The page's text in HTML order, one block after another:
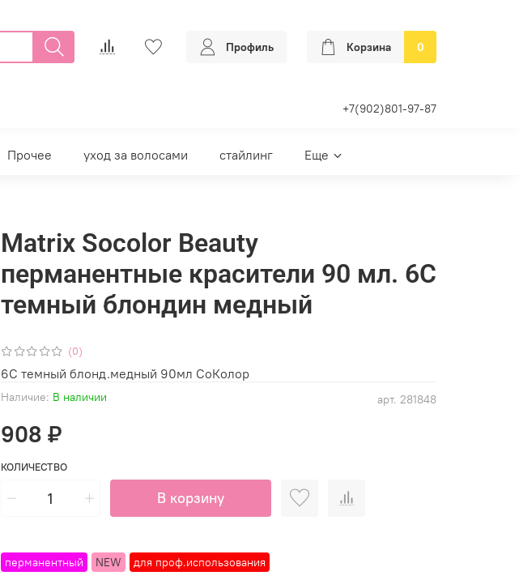
Профиль Корзина 0
+7(902)801-97-87
Прочее уход за волосами стайлинг
Еще
(0)
арт. 281848
Наличие: В наличии
перманентный NEW для проф.использования
Matrix Socolor Beauty
перманентные красители 90 мл. 6С
темный блондин медный
908 ₽
КОЛИЧЕСТВО
В корзину
6С темный блонд.медный 90мл СоКолор